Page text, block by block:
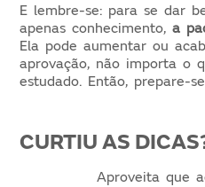
E lembre-se: para se dar
apenas conhecimento,a
Ela pode aumentar ou
aprovação, não importa o
estudado. Então, prepare-
CURTIU AS
Aproveita que